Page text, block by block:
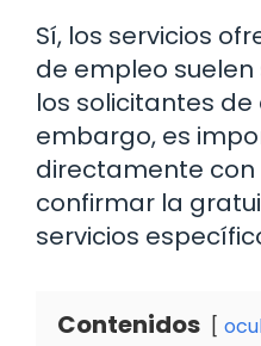
Sí, los servicios
de empleo
los solicitantes de
embargo, es
directamente
confirmar la
servicios
Contenidos